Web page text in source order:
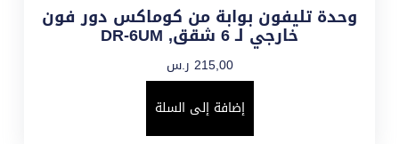
وحدة تليفون بوابة من كوماكس دور فون
خارجي لـ 6 شقق, DR-6UM
215,00 ر.س
إضافة إلى السلة